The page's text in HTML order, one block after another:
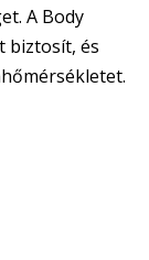
A Body
biztosít, és